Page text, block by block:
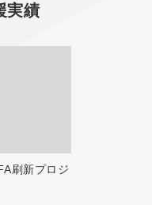
実績
刷新プロジ